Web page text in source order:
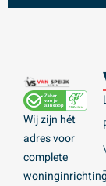
Wij zijn hét
adres voor
complete